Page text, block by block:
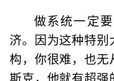
做系统一定
济。因为这种特
构，你很难，也
斯克，他就有超